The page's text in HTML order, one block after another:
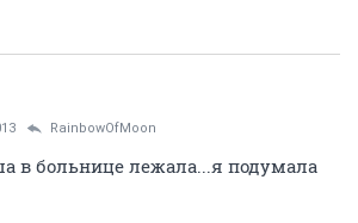
RainbowOfMoon
в больнице лежала...я подумала